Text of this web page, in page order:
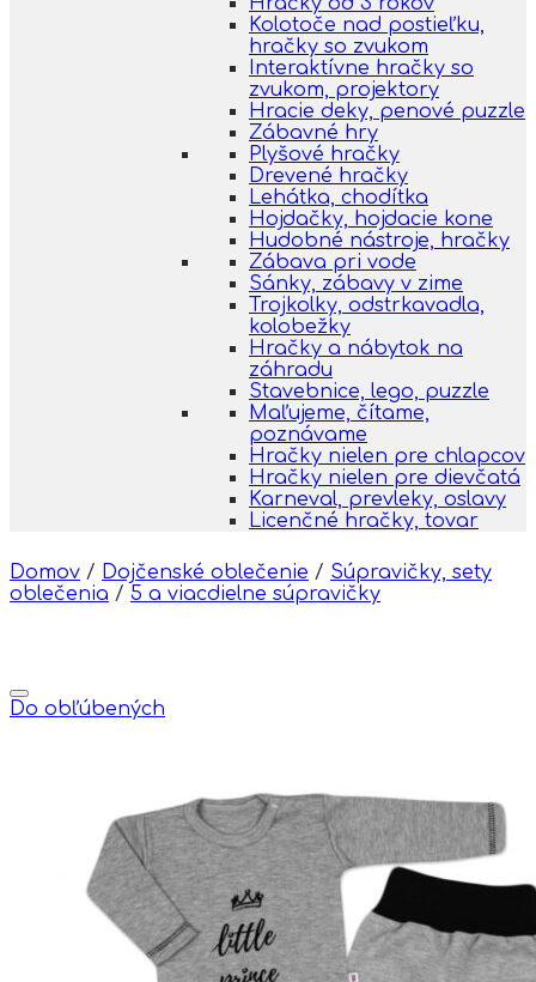
Kolotoče nad postieľku,
hračky so zvukom
Interaktívne hračky so
zvukom, projektory
Hracie deky, penové puzzle
Zábavné hry
Plyšové hračky
Drevené hračky
Lehátka, chodítka
Hojdačky, hojdacie kone
Hudobné nástroje, hračky
Zábava pri vode
Sánky, zábavy v zime
Trojkolky, odstrkavadla,
kolobežky
Hračky a nábytok na
záhradu
Stavebnice, lego, puzzle
Maľujeme, čítame,
poznávame
Hračky nielen pre chlapcov
Hračky nielen pre dievčatá
Karneval, prevleky, oslavy
Licenčné hračky, tovar
Domov / Dojčenské oblečenie / Súpravičky, sety
oblečenia / 5 a viacdielne súpravičky
Do obľúbených